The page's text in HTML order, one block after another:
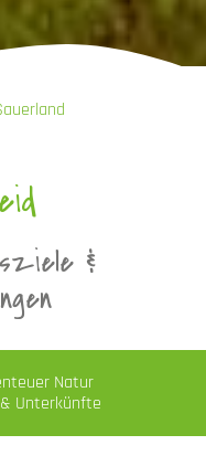
&
Natur
Unterkünfte